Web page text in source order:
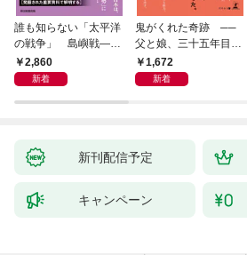
誰も知らない「太平洋
の戦争」 島嶼戦――
マッカーサーとの激闘
の真実
2,860
新着
鬼がくれた奇跡 ──
父と娘、三十五年目の
赦し1,672
新着
新刊配信予定
キャンペーン